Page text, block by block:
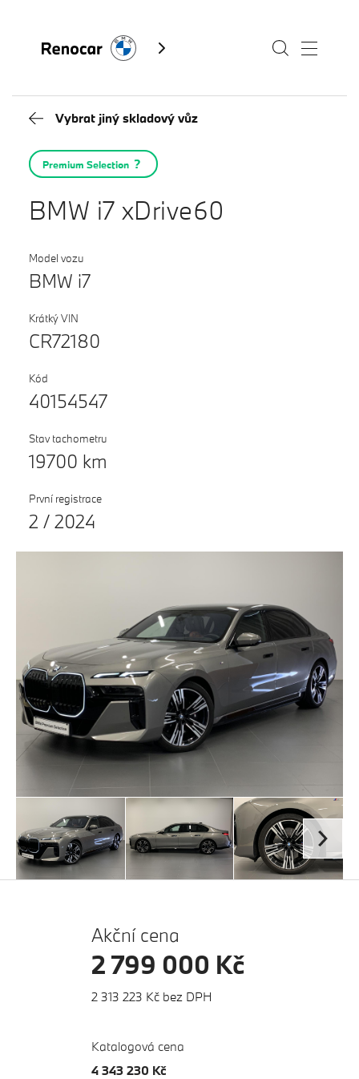
Modely
Servis
Služby
Akční nabídky BMW
Výkup vozů
BMW Premium Selection
Testovací jízda
Finanční služby
Pojištění
M Performance
Kontakty BMW
Fan e-shop
Vybrat jiný skladový vůz
Premium Selection
BMW i7 xDrive60
Model vozu
BMW i7
Krátký VIN
CR72180
Kód
40154547
Stav tachometru
19700 km
První registrace
2 / 2024
Akční cena
2 799 000 Kč
2 313 223 Kč bez DPH
Katalogová cena
4 343 230 Kč